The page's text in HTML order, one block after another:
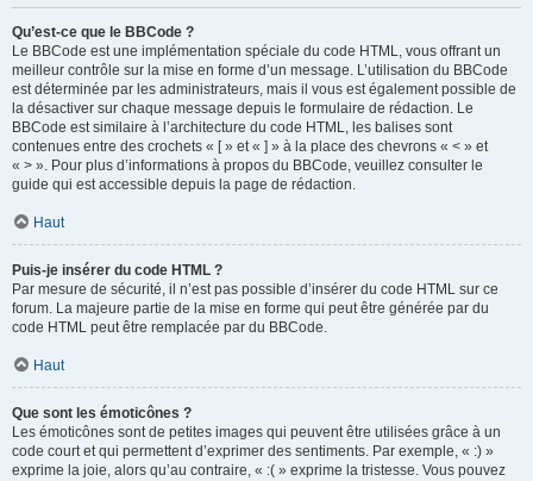
Qu’est-ce que le BBCode ?
Le BBCode est une implémentation spéciale du code HTML, vous offrant un
meilleur contrôle sur la mise en forme d’un message. L’utilisation du BBCode
est déterminée par les administrateurs, mais il vous est également possible de
la désactiver sur chaque message depuis le formulaire de rédaction. Le
BBCode est similaire à l’architecture du code HTML, les balises sont
contenues entre des crochets « [ » et « ] » à la place des chevrons « < » et
« > ». Pour plus d’informations à propos du BBCode, veuillez consulter le
guide qui est accessible depuis la page de rédaction.
Haut
Puis-je insérer du code HTML ?
Par mesure de sécurité, il n’est pas possible d’insérer du code HTML sur ce
forum. La majeure partie de la mise en forme qui peut être générée par du
code HTML peut être remplacée par du BBCode.
Haut
Que sont les émoticônes ?
Les émoticônes sont de petites images qui peuvent être utilisées grâce à un
code court et qui permettent d’exprimer des sentiments. Par exemple, « :) »
exprime la joie, alors qu’au contraire, « :( » exprime la tristesse. Vous pouvez